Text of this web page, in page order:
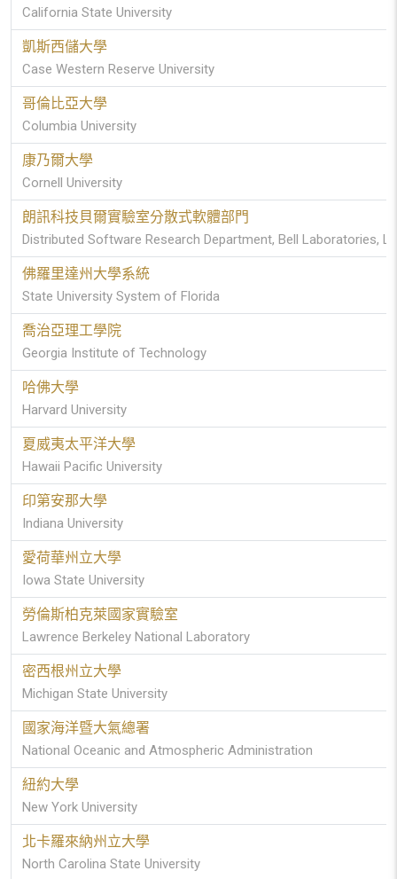
California State University
凱斯西儲大學
Case Western Reserve University
哥倫比亞大學
Columbia University
康乃爾大學
Cornell University
朗訊科技貝爾實驗室分散式軟體部門
Distributed Software Research Department, Bell Laboratories,
佛羅里達州大學系統
State University System of Florida
喬治亞理工學院
Georgia Institute of Technology
哈佛大學
Harvard University
夏威夷太平洋大學
Hawaii Pacific University
印第安那大學
Indiana University
愛荷華州立大學
Iowa State University
勞倫斯柏克萊國家實驗室
Lawrence Berkeley National Laboratory
密西根州立大學
Michigan State University
國家海洋暨大氣總署
National Oceanic and Atmospheric Administration
紐約大學
New York University
北卡羅來納州立大學
North Carolina State University